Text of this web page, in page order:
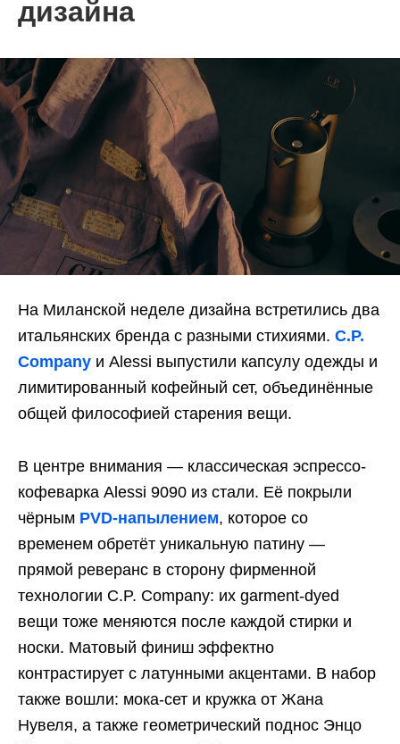
дизайна
На Миланской неделе дизайна встретились два
итальянских бренда с разными стихиями. C.P.
Company и Alessi выпустили капсулу одежды и
лимитированный кофейный сет, объединённые
общей философией старения вещи.
В центре внимания — классическая эспрессо-
кофеварка Alessi 9090 из стали. Её покрыли
чёрным PVD-напылением, которое со
временем обретёт уникальную патину —
прямой реверанс в сторону фирменной
технологии C.P. Company: их garment-dyed
вещи тоже меняются после каждой стирки и
носки. Матовый финиш эффектно
контрастирует с латунными акцентами. В набор
также вошли: мока-сет и кружка от Жана
Нувеля, а также геометрический поднос Энцо